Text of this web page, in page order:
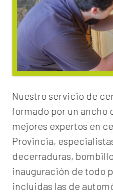
Nuestro servicio de
formado por un ancho
mejores expertos en
Provincia,
decerraduras,
inauguración de todo
incluidas las de